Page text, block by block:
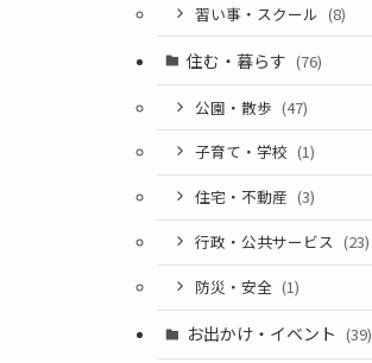
習い事・スクール (8)
住む・暮らす (76)
公園・散歩 (47)
子育て・学校 (1)
住宅・不動産 (3)
行政・公共サービス (23)
防災・安全 (1)
お出かけ・イベント (39)